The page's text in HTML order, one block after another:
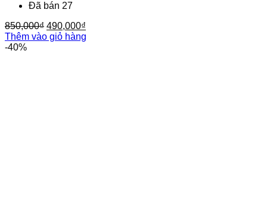
Đã bán 27
850,000₫ Giá
gốc
490,000₫
hiện
Thêm vào giỏ hàng
-40%